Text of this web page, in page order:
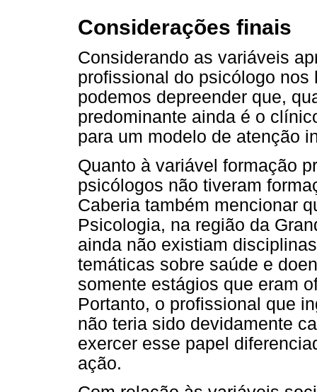
Considerações finais
Considerando as variáveis
profissional do psicólogo
podemos depreender que,
predominante ainda é o
para um modelo de atenção
Quanto à variável formação
psicólogos não tiveram
Caberia também mencionar
Psicologia, na região da
ainda não existiam
temáticas sobre saúde e
somente estágios que eram
Portanto, o profissional que
não teria sido devidamente
exercer esse papel
ação.